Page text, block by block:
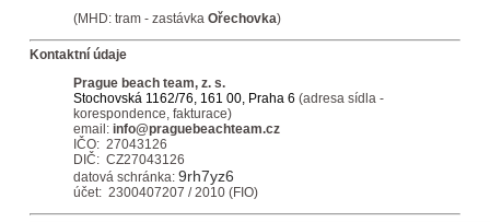
(MHD: tram - zastávkaOřechovka)
Kontaktní údaje
Prague beach team, z. s.
Stochovská 1162/76, 161 00, Praha 6 (adresa sídla -
korespondence, fakturace)
email: info@praguebeachteam.cz
IČO: 27043126
DIČ: CZ27043126
datová schránka:9rh7yz6
účet: 2300407207 / 2010 (FIO)